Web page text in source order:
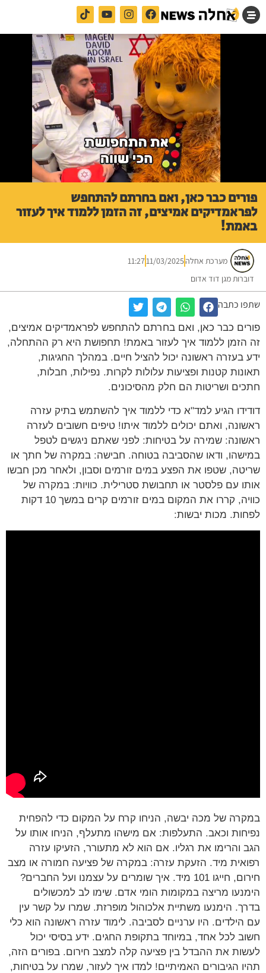
פורים כבר כאן, ואם בחרתם להתחפש
לפראמדיקים אמיצים, זה הזמן ללמוד איך לעזור
באמת!
מערכת אחלה11/03/2025
11:27
דוברות מגן דוד אדום
שתפו כתבה
פורים כבר כאן, ואם בחרתם להתחפש לפראמדיקים אמיצים,
זה הזמן ללמוד איך לעזור באמת! תחפושת היא רק ההתחלה,
ידע בעזרה ראשונה יכול להציל חיים. במהלך החגיגות,
תאונות קטנות ופציעות עלולות לקרות. נפילות, חבלות,
חתכים ושריטות הם חלק מהסיכונים.
דודידו הגיע למד"א כדי ללמוד איך להשתמש בתיק עזרה
ראשונה, ואתם יכולים ללמוד איתו! טיפים חשובים לעזרה
ראשונה: שמירה על בטיחות: לפני שאתם ניגשים לטפל
במישהו, ודאו שהסביבה בטוחה. חבישה: במקרה של חתך או
שריטה, שטפו את הפצע במים זורמים וסבון, ולאחר מכן חבשו
אותו עם פלסטר או תחבושת סטרילית. כוויות: במקרה של
כוויה, קררו את המקום במים זורמים קרים במשך 10 דקות
לפחות. מכות יבשות:
במקרה של מכה יבשה, הניחו קרח על המקום כדי להפחית
נפיחות וכאב. התעלפות: אם מישהו מתעלף, הניחו אותו על
הגב והרימו את רגליו. אם הוא לא מתעורר, הזעיקו עזרה
רפואית מיד. הזעקת עזרה: במקרה של פציעה חמורה או מצב
חירום, חייגו 101 מיד. איך שומרים על עצמנו ועל החברים?
הימנעו מריצה במקומות הומי אדם. שימו לב למכשולים
בדרך. הימנעו משתיית אלכוהול מופרזת. שמרו על קשר עין
עם הילדים. היו ערניים לסביבה. לימוד עזרה ראשונה הוא כלי
חשוב לכל אחד, במיוחד בתקופת החגים. ידע בסיסי יכול
לעשות את ההבדל בין פציעה קלה למצב חירום. בפורים הזה,
תהיו הגיבורים האמיתיים! למדו איך לעזור, שמרו על בטיחות,